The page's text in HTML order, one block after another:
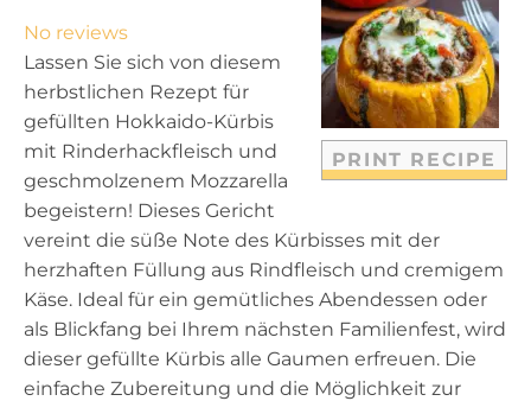
PRINT RECIPE
a
r
s
t
a
r
s
t
a
r
s
t
a
r
s
t
a
r
No reviews
Lassen Sie sich von diesem
herbstlichen Rezept für
gefüllten Hokkaido-Kürbis
mit Rinderhackfleisch und
geschmolzenem Mozzarella
begeistern! Dieses Gericht
vereint die süße Note des Kürbisses mit der
herzhaften Füllung aus Rindfleisch und cremigem
Käse. Ideal für ein gemütliches Abendessen oder
als Blickfang bei Ihrem nächsten Familienfest, wird
dieser gefüllte Kürbis alle Gaumen erfreuen. Die
einfache Zubereitung und die Möglichkeit zur